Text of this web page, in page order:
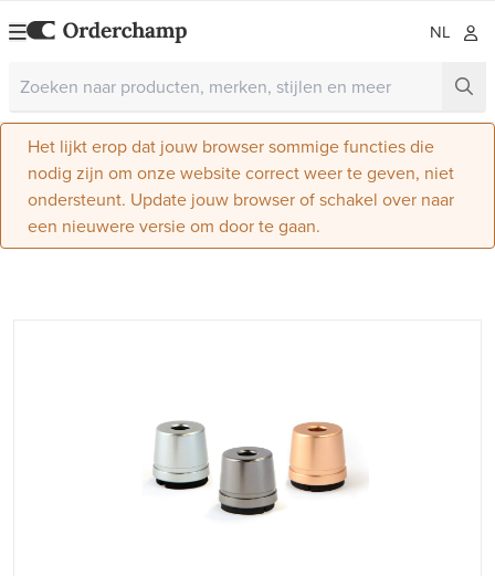
NL
Het lijkt erop dat jouw browser sommige functies die
nodig zijn om onze website correct weer te geven, niet
ondersteunt. Update jouw browser of schakel over naar
een nieuwere versie om door te gaan.